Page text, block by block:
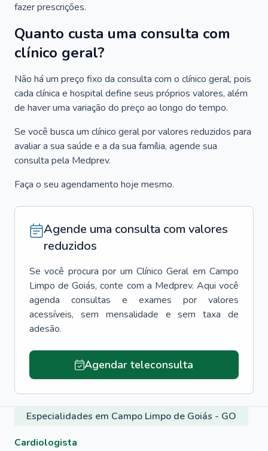
fazer prescrições.
Quanto custa uma consulta com
clínico geral?
Não há um preço fixo da consulta com o clínico geral, pois
cada clínica e hospital define seus próprios valores, além
de haver uma variação do preço ao longo do tempo.
Se você busca um clínico geral por valores reduzidos para
avaliar a sua saúde e a da sua família, agende sua
consulta pela Medprev.
Faça o seu agendamento hoje mesmo.
Agende uma consulta com valores
reduzidos
Se você procura por um Clínico Geral em Campo
Limpo de Goiás, conte com a Medprev. Aqui você
agenda consultas e exames por valores
acessíveis, sem mensalidade e sem taxa de
adesão.
Agendar teleconsulta
Especialidades em Campo Limpo de Goiás - GO
Cardiologista